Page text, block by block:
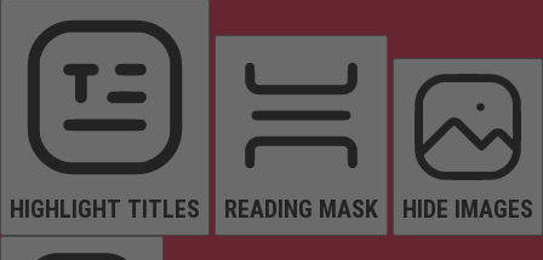
HIGHLIGHT TITLES READING MASK HIDE IMAGES